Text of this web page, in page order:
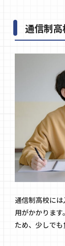
通信制
通信制高校に
用がかかりま
ため、少しでも